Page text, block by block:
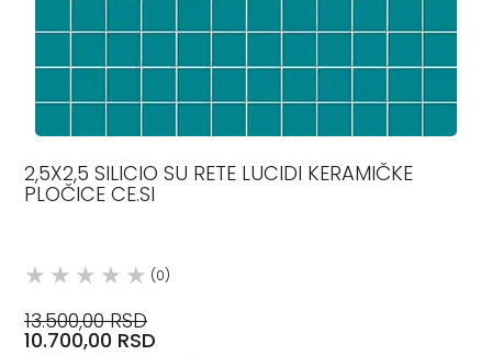
2,5X2,5 SILICIO SU RETE LUCIDI KERAMIČKE
PLOČICE CE.SI
(0)
13.500,00 RSD
10.700,00 RSD